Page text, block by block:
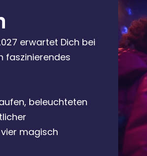
erwartet Dich bei
faszinierendes
beleuchteten
magisch